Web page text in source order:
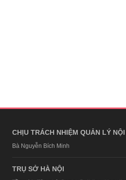
CHỊU TRÁCH NHIỆM QUẢN LÝ NỘI
Bà Nguyễn Bích Minh
TRỤ SỞ HÀ NỘI